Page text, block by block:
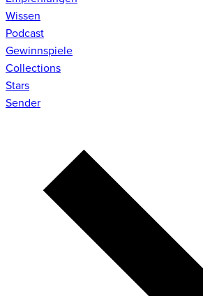
Wissen
Podcast
Gewinnspiele
Collections
Stars
Sender